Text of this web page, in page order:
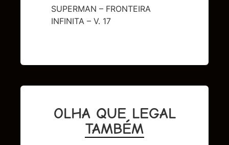
SUPERMAN – FRONTEIRA
INFINITA – V. 17
OLHA QUE LEGAL
TAMBÉM